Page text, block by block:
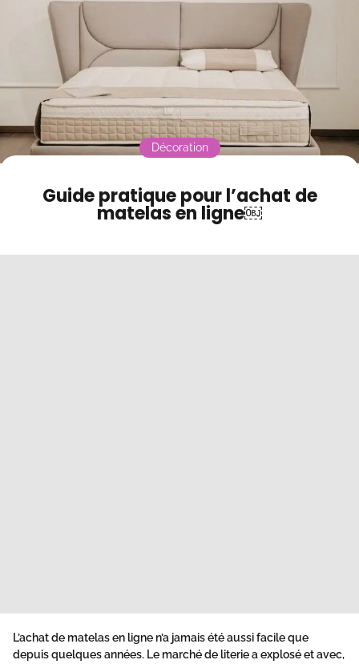
Contact
Mode sombre
Guide pratique pour l’achat de
matelas en ligne￼
Décoration
L’achat de matelas en ligne n’a jamais été aussi facile que
depuis quelques années. Le marché de literie a explosé et avec,